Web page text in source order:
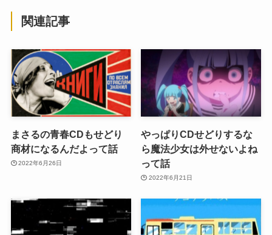
関連記事
まさるの青春CDもせどり
商材になるんだよって話
2022年6月26日
やっぱりCDせどりするな
ら魔法少女は外せないよね
って話
2022年6月21日